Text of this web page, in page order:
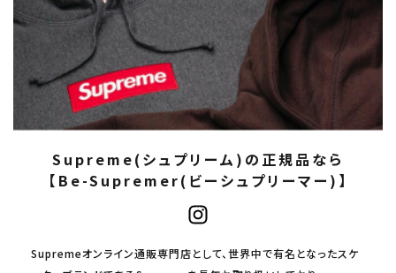
Supreme(シュプリーム)の正規品なら
【Be-Supremer(ビーシュプリーマー)】
Supremeオンライン通販専門店として、世界中で有名となったスケ